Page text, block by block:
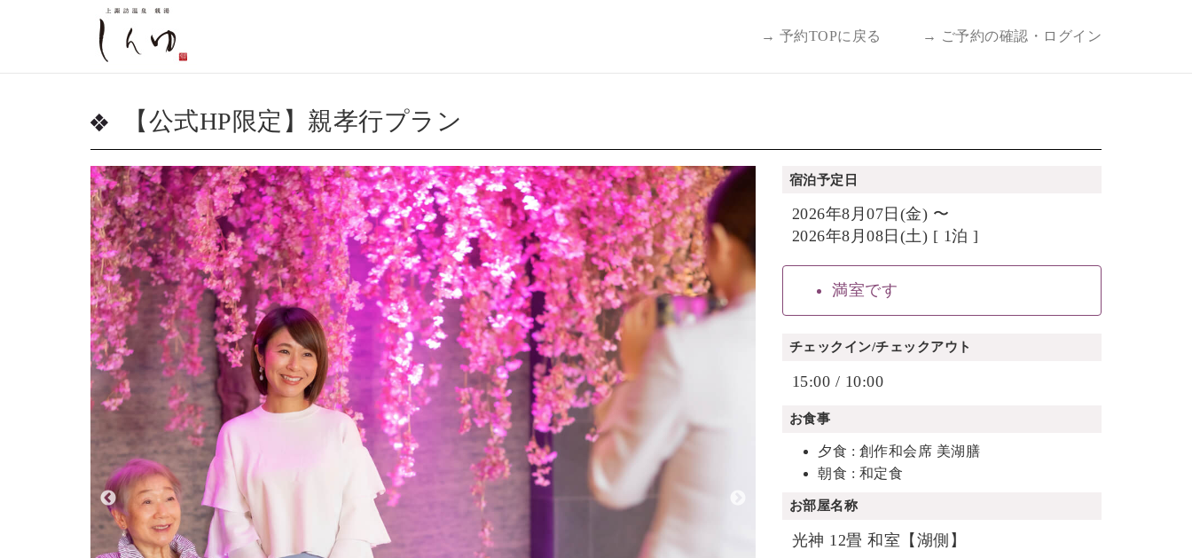
→ 予約TOPに戻る → ご予約の確認・ログイン
【公式HP限定】親孝行プラン
宿泊予定日
2026年8月07日(金) 〜
2026年8月08日(土) [ 1泊 ]
満室です
チェックイン/チェックアウト
15:00 / 10:00
お食事
夕食 : 創作和会席 美湖膳
朝食 : 和定食
お部屋名称
光神 12畳 和室【湖側】